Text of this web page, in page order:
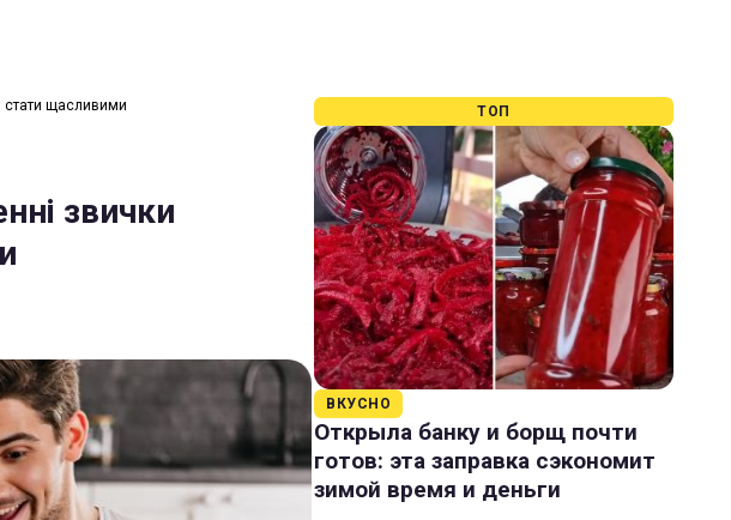
стати щасливими
звички
ТОП
ВКУСНО
Открыла банку и борщ почти
готов: эта заправка сэкономит
зимой время и деньги